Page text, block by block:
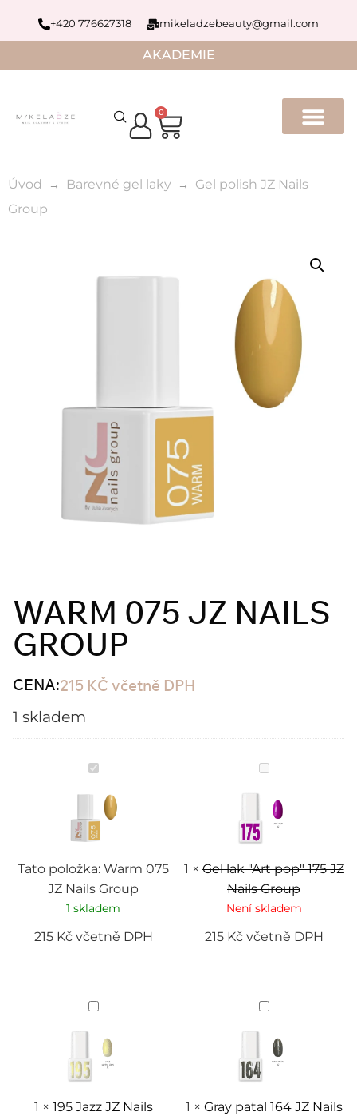
+420 776627318 mikeladzebeauty@gmail.com
AKADEMIE
0
Úvod Barevné gel laky
Gel polish JZ Nails
Group
WARM 075 JZ NAILS
GROUP
CENA:215 KČ včetně DPH
1 skladem
Warm
075
JZ
Nails
Group
Tato položka: Warm 075
JZ Nails Group
1 skladem
215 Kč včetně DPH
Gel
lak
"Art
pop"
175
JZ
Nails
1 ×Gel lak "Art pop" 175 JZ
Nails Group
Není skladem
215 Kč včetně DPH
195
Jazz
JZ
Nails
Group
1 × 195 Jazz JZ Nails
Gray
patal
164
Nails
Group
1 × Gray patal 164 JZ Nails